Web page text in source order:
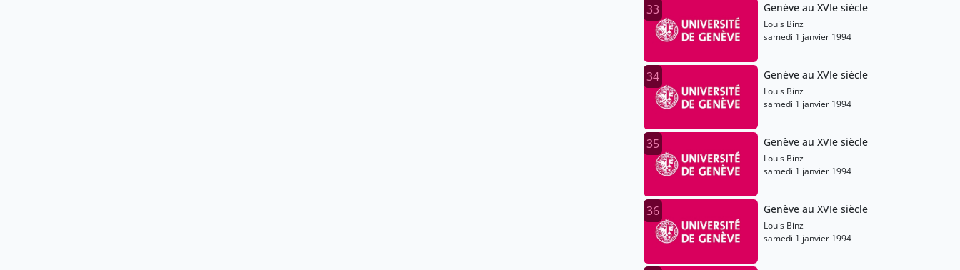
33 Genève au XVIe siècle
Louis Binz
samedi 1 janvier 1994
34 Genève au XVIe siècle
Louis Binz
samedi 1 janvier 1994
35 Genève au XVIe siècle
Louis Binz
samedi 1 janvier 1994
36 Genève au XVIe siècle
Louis Binz
samedi 1 janvier 1994